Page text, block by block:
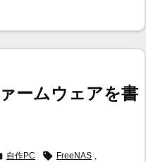
ームウェアを書
自作PC  FreeNAS ,